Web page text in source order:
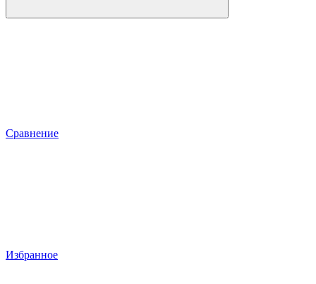
Сравнение
Избранное